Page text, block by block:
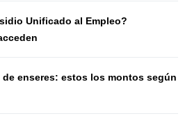
Unificado al Empleo?
enseres: estos los montos según